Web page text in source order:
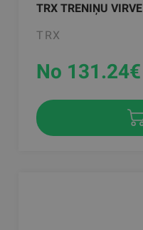
TRX TRENIŅU VIRVE
TRX
No 131.24€